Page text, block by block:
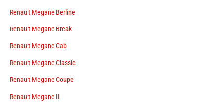
Renault Megane Berline
Renault Megane Break
Renault Megane Cab
Renault Megane Classic
Renault Megane Coupe
Renault Megane II